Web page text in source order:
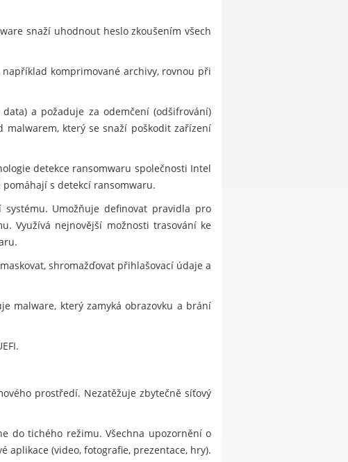
snaží uhodnout heslo zkoušením všech
komprimované archivy, rovnou při
a požaduje za odemčení (odšifrování)
malwarem, který se snaží poškodit zařízení
detekce ransomwaru společnosti Intel
s detekcí ransomwaru.
Umožňuje definovat pravidla pro
Využívá nejnovější možnosti trasování ke
shromažďovat přihlašovací údaje a
malware, který zamyká obrazovku a brání
prostředí. Nezatěžuje zbytečně síťový
do tichého režimu. Všechna upozornění o
aplikace (video, fotografie, prezentace, hry).